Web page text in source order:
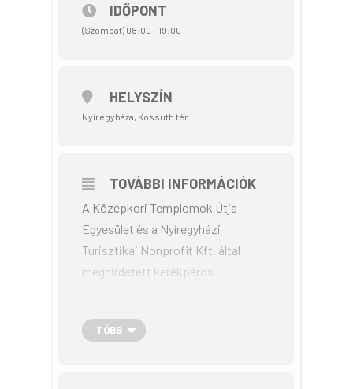
IDŐPONT
(Szombat) 08:00 - 19:00
HELYSZÍN
Nyíregyháza, Kossuth tér
TOVÁBBI INFORMÁCIÓK
A Középkori Templomok Útja
Egyesület és a Nyíregyházi
Turisztikai Nonprofit Kft. által
meghirdetett kerékpáros
fel. Ezúttal a Közép-Nyírség
TÖBB